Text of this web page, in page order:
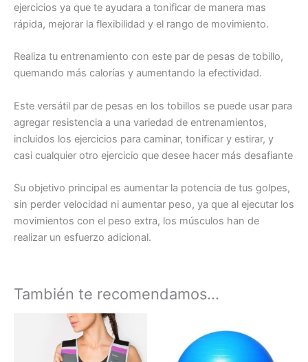
ejercicios ya que te ayudara a tonificar de manera mas
rápida, mejorar la flexibilidad y el rango de movimiento.
Realiza tu entrenamiento con este par de pesas de tobillo,
quemando más calorías y aumentando la efectividad.
Este versátil par de pesas en los tobillos se puede usar para
agregar resistencia a una variedad de entrenamientos,
incluidos los ejercicios para caminar, tonificar y estirar, y
casi cualquier otro ejercicio que desee hacer más desafiante
Su objetivo principal es aumentar la potencia de tus golpes,
sin perder velocidad ni aumentar peso, ya que al ejecutar los
movimientos con el peso extra, los músculos han de
realizar un esfuerzo adicional.
También te recomendamos…